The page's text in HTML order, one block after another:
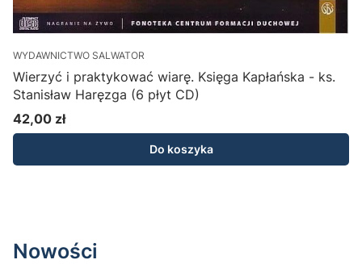
WYDAWNICTWO SALWATOR
Wierzyć i praktykować wiarę. Księga Kapłańska - ks.
Stanisław Haręzga (6 płyt CD)
Cena
42,00 zł
Do koszyka
Nowości